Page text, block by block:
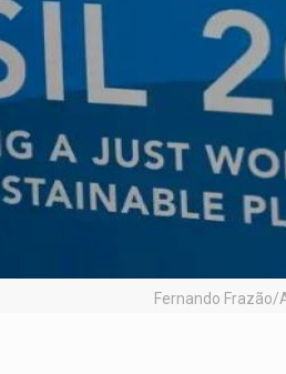
Fernando Frazão/